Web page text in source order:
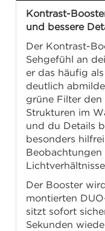
Kontrast-
und bessere
Der Kontrast-
Sehgefühl an
er das häufig
deutlich
grüne Filter den
Strukturen im
und du Details
besonders
Der Booster
montierten
sitzt sofort
Sekunden